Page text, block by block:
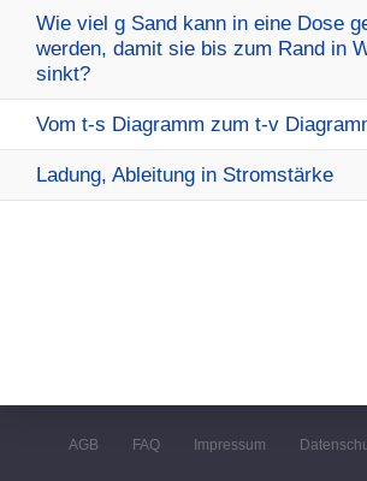
Wie viel g Sand kann in eine Dose
werden, damit sie bis zum Rand in
sinkt?
Vom t-s Diagramm zum t-v
Ladung, Ableitung in Stromstärke
AGB FAQ Impressum